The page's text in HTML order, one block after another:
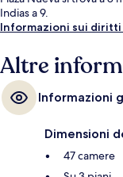
Indias a 9.
Informazioni sui diritti
Altre
Informazioni
Dimensioni
47 camere